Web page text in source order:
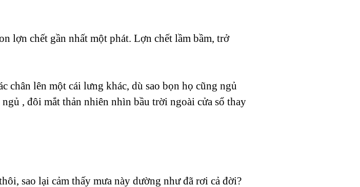
lợn chết gần nhất một phát. Lợn chết lầm bầm, trở
chân lên một cái lưng khác, dù sao bọn họ cũng ngủ
, đôi mắt thản nhiên nhìn bầu trời ngoài cửa sổ thay
sao lại cảm thấy mưa này dường như đã rơi cả đời?